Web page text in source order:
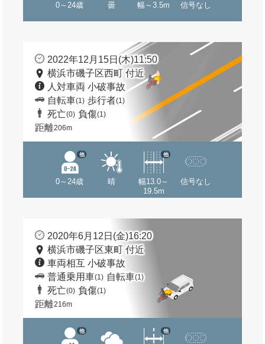
0～24歳 曇 幅～3.5m 信号なし
2022年12月15日(木)11:50
横浜市磯子区西町 付近
人対車両 小破事故
自転車(1) 歩行者(1)
死亡(0) 負傷(1)
距離206m
0～24歳
他
晴
幅13.0～
19.5m
他
信号なし
2020年6月12日(金)16:20
横浜市磯子区東町 付近
車両相互 小破事故
普通乗用車(1) 自転車(1)
死亡(0) 負傷(1)
距離216m
他 他